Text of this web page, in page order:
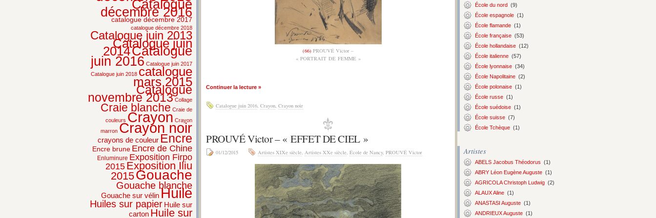
Catalogue
décembre 2016
catalogue décembre 2017
catalogue décembre 2018
Catalogue juin 2013
Catalogue juin
2014Catalogue
juin 2016 Catalogue juin 2017
Catalogue juin 2018 catalogue
mars 2015
Catalogue
novembre 2013 Collage
Craie blanche Craie de
couleurs Crayon Crayon
marron Crayon noir
crayons de couleur Encre
Encre brune Encre de Chine
Enluminure Exposition Firpo
2015 Exposition Iliu
2015Gouache
Gouache blanche
Gouache sur vélinHuile
Huiles sur papier Huile sur
carton Huile sur
(66) PROUVÉ Victor –
« PORTRAIT DE FEMME »
Continuer la lecture »
Catalogue juin 2016, Crayon, Crayon noir
PROUVÉ Victor – « EFFET DE CIEL »
01/12/2015 Artistes XIXe siècle, Artistes XXe siècle, École de Nancy, PROUVÉ Victor
École du nord (9)
École espagnole (1)
École flamande (1)
École française (53)
École hollandaise (12)
École italienne (57)
École lyonnaise (34)
École Napolitaine (2)
École polonaise (1)
École russe (1)
École suédoise (1)
École suisse (7)
École Tchèque (1)
Artistes
ABELS Jacobus Théodorus (1)
ABRY Léon Eugène Auguste (1)
AGRICOLA Christoph Ludwig (2)
ALAUX Aline (1)
ANASTASI Auguste (1)
ANDRIEUX Auguste (1)